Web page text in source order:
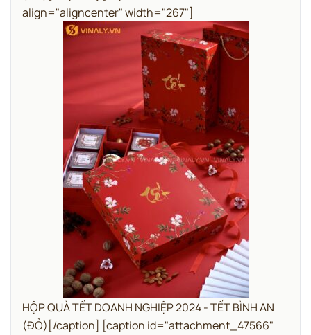
align="aligncenter" width="267"]
HỘP QUÀ TẾT DOANH NGHIỆP 2024 - TẾT BÌNH AN
(ĐỎ)[/caption] [caption id="attachment_47566"